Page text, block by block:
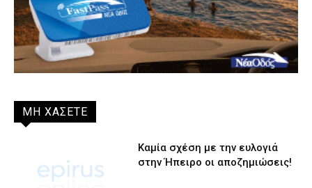
ΜΗ ΧΑΣΕΤΕ
Καμία σχέση με την ευλογιά
στην Ήπειρο οι αποζημιώσεις!